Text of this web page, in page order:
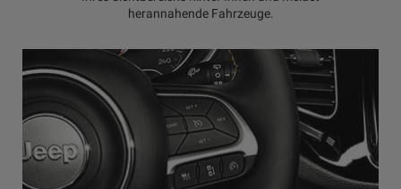
herannahende Fahrzeuge.